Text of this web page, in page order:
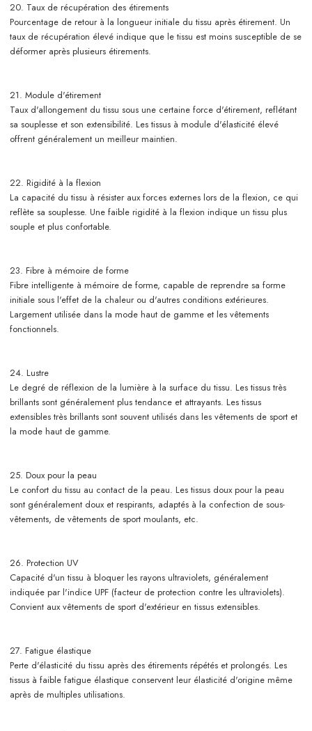
20. Taux de récupération des étirements
Pourcentage de retour à la longueur initiale du tissu après étirement. Un
taux de récupération élevé indique que le tissu est moins susceptible de se
déformer après plusieurs étirements.
21. Module d'étirement
Taux d'allongement du tissu sous une certaine force d'étirement, reflétant
sa souplesse et son extensibilité. Les tissus à module d'élasticité élevé
offrent généralement un meilleur maintien.
22. Rigidité à la flexion
La capacité du tissu à résister aux forces externes lors de la flexion, ce qui
reflète sa souplesse. Une faible rigidité à la flexion indique un tissu plus
souple et plus confortable.
23. Fibre à mémoire de forme
Fibre intelligente à mémoire de forme, capable de reprendre sa forme
initiale sous l'effet de la chaleur ou d'autres conditions extérieures.
Largement utilisée dans la mode haut de gamme et les vêtements
fonctionnels.
24. Lustre
Le degré de réflexion de la lumière à la surface du tissu. Les tissus très
brillants sont généralement plus tendance et attrayants. Les tissus
extensibles très brillants sont souvent utilisés dans les vêtements de sport et
la mode haut de gamme.
25. Doux pour la peau
Le confort du tissu au contact de la peau. Les tissus doux pour la peau
sont généralement doux et respirants, adaptés à la confection de sous-
vêtements, de vêtements de sport moulants, etc.
26. Protection UV
Capacité d'un tissu à bloquer les rayons ultraviolets, généralement
indiquée par l'indice UPF (facteur de protection contre les ultraviolets).
Convient aux vêtements de sport d'extérieur en tissus extensibles.
27. Fatigue élastique
Perte d'élasticité du tissu après des étirements répétés et prolongés. Les
tissus à faible fatigue élastique conservent leur élasticité d'origine même
après de multiples utilisations.